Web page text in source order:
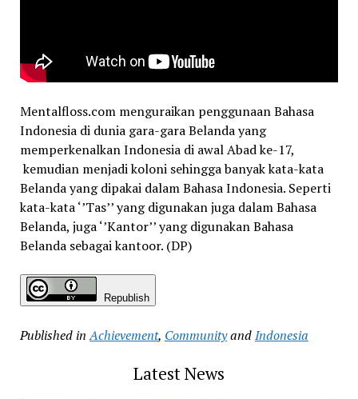
Mentalfloss.com menguraikan penggunaan Bahasa
Indonesia di dunia gara-gara Belanda yang
memperkenalkan Indonesia di awal Abad ke-17,
kemudian menjadi koloni sehingga banyak kata-kata
Belanda yang dipakai dalam Bahasa Indonesia. Seperti
kata-kata ‘’Tas’’ yang digunakan juga dalam Bahasa
Belanda, juga ‘’Kantor’’ yang digunakan Bahasa
Belanda sebagai kantoor. (DP)
Republish
Published in Achievement, CommunityandIndonesia
Latest News